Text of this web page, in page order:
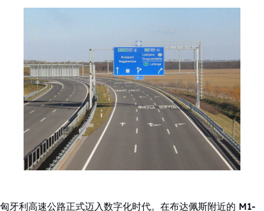
匈牙利高速公路正式迈入数字化时代。在布达佩斯附近的 M1-